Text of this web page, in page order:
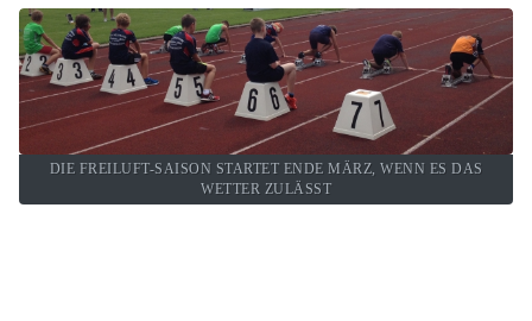
DIE FREILUFT-SAISON STARTET ENDE MÄRZ, WENN ES DAS
WETTER ZULÄSST